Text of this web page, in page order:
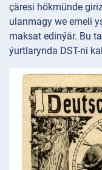
çäresi hökmünde
ulanmagy we emeli
maksat edinýär. Bu
ýurtlarynda DST-ni